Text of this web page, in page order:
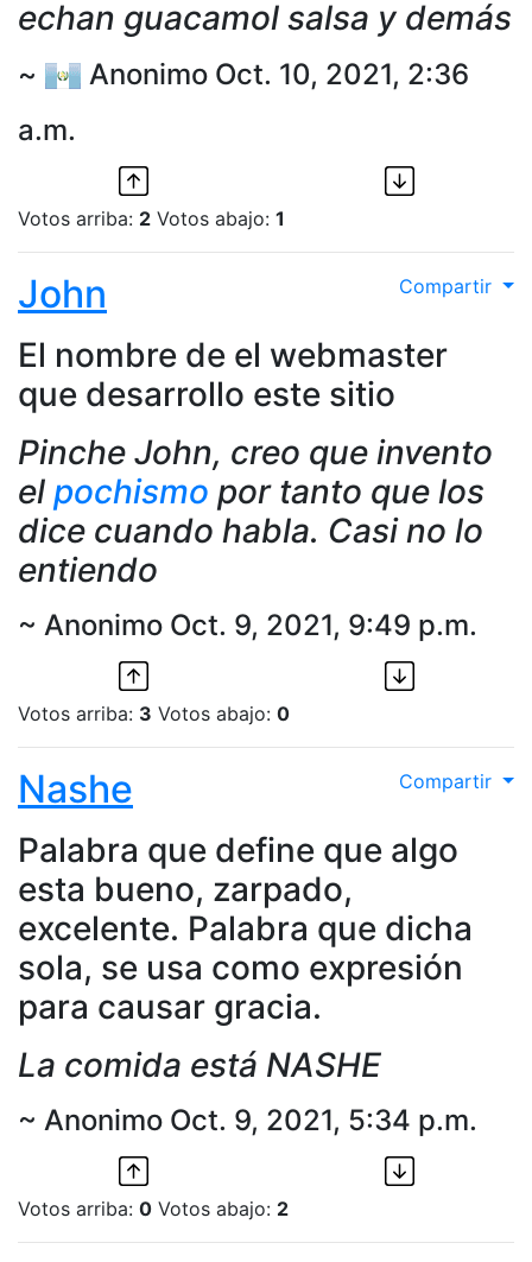
echan guacamol salsa y demás
~
Anonimo Oct. 10, 2021, 2:36
a.m.
Votos arriba: 2 Votos abajo: 1
Compartir
John
El nombre de el webmaster
que desarrollo este sitio
Pinche John, creo que invento
el pochismo por tanto que los
dice cuando habla. Casi no lo
entiendo
~ Anonimo Oct. 9, 2021, 9:49 p.m.
Votos arriba: 3 Votos abajo: 0
Compartir
Nashe
Palabra que define que algo
esta bueno, zarpado,
excelente. Palabra que dicha
sola, se usa como expresión
para causar gracia.
La comida está NASHE
~ Anonimo Oct. 9, 2021, 5:34 p.m.
Votos arriba: 0 Votos abajo: 2